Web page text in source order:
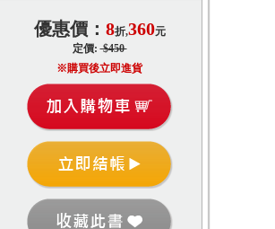
優惠價： 8折,360元
定價:$450
※購買後立即進貨